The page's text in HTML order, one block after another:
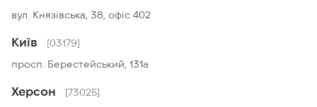
вул. Князівська, 38, офіс 402
Київ
[03179]
просп. Берестейський, 131а
Херсон
[73025]